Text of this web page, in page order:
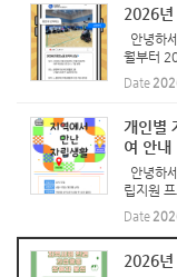
2026년
안녕하
월부터
은 관심
노들 보
Date
개인별
여 안내
안녕하
립지원
과 참여
지원프
2...
Date
2026년